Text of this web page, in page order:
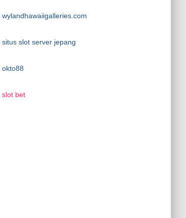
wylandhawaiigalleries.com
situs slot server jepang
okto88
slot bet